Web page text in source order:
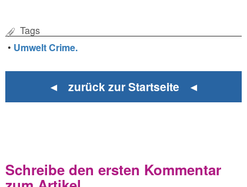
Tags
• Umwelt Crime.
◄ zurück zur Startseite ◄
Schreibe den ersten Kommentar